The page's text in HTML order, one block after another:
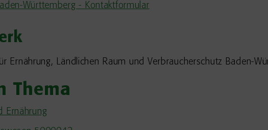
Württemberg - Kontaktformular
Ernährung, Ländlichen Raum und Verbraucherschutz Baden-
Thema
Ernährung